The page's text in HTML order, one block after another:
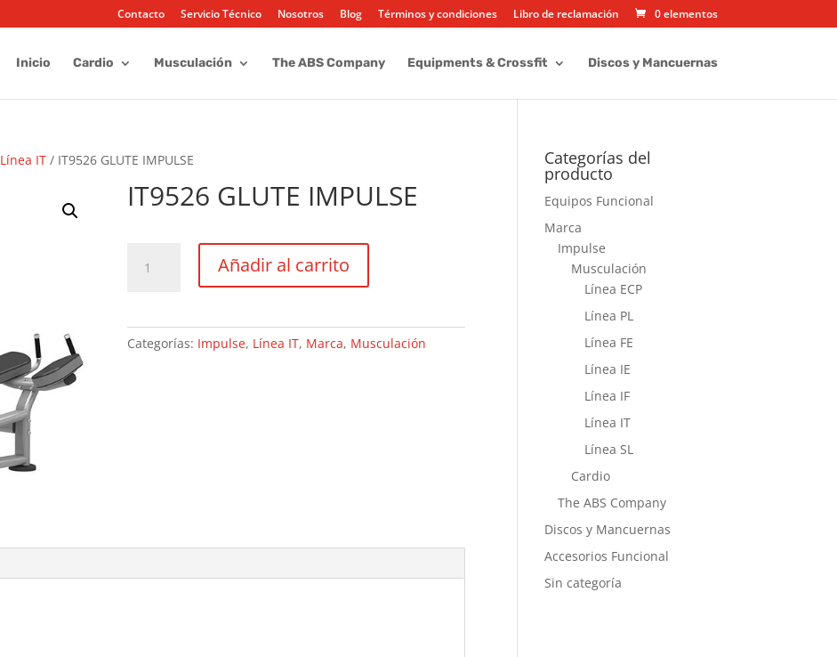
Contacto Servicio Técnico Nosotros Blog Términos y condiciones Libro de reclamación 0 elementos
Inicio Cardio Musculación The ABS Company Equipments & Crossfit Discos y Mancuernas
Línea IT / IT9526 GLUTE IMPULSE
IT9526 GLUTE IMPULSE
GLUTE
Añadir al carrito
Categorías: Impulse, Línea IT, Marca, Musculación
Categorías del
producto
Equipos Funcional
Marca
Impulse
Musculación
Línea ECP
Línea PL
Línea FE
Línea IE
Línea IF
Línea IT
Línea SL
Cardio
The ABS Company
Discos y Mancuernas
Accesorios Funcional
Sin categoría